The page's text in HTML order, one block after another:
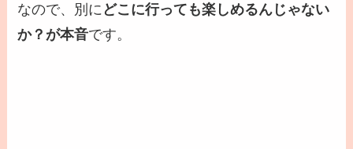
なので、別に どこに行っても楽しめるんじゃない
か？が本音です。